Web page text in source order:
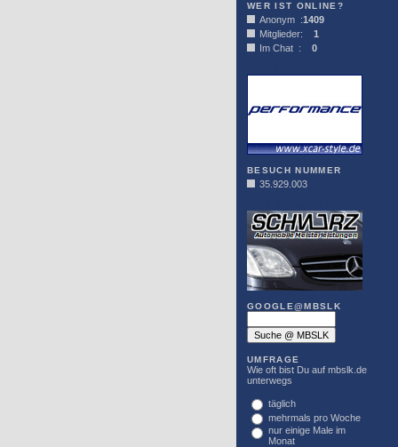
WER IST ONLINE?
Anonym :1409
Mitglieder: 1
Im Chat : 0
BESUCH NUMMER
35.929.003
GOOGLE@MBSLK
UMFRAGE
Wie oft bist Du auf mbslk.de
unterwegs
täglich
mehrmals pro Woche
nur einige Male im
Monat